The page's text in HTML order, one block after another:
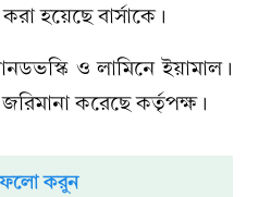
হয়েছে বার্সাকে।
ও লামিনে ইয়ামাল।
করেছে কর্তৃপক্ষ।
ফলো করুন